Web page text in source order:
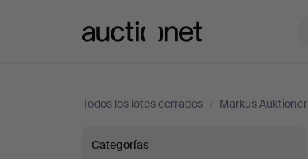
Todos los lotes cerrados / Markus Auktioner
Europeo
Categorías